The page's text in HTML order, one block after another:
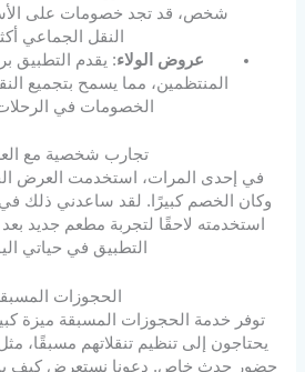
شخص، قد تجد خصومات على
النقل الجماعي
عروض الولاء: يقدم التطبيق
المنتظمين، مما يسمح بتجميع
الخصومات في
تجارب شخصية مع
في إحدى المرات، استخدمت العرض
وكان الخصم كبيرًا. لقد ساعدني ذلك
استخدمته لاحقًا لتجربة مطعم جديد
التطبيق في حياتي
الحجوزات
توفر خدمة الحجوزات المسبقة ميزة
يحتاجون إلى تنظيم تنقلاتهم مسبقًا،
حضور حدث خاص. دعونا نستعرض كيف